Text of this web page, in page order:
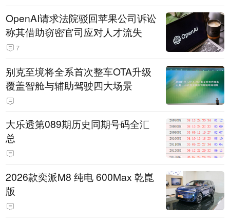
OpenAI请求法院驳回苹果公司诉讼
称其借助窃密官司应对人才流失
7
别克至境将全系首次整车OTA升级
覆盖智舱与辅助驾驶四大场景
大乐透第089期历史同期号码全汇
总
2026款奕派M8 纯电 600Max 乾崑
版